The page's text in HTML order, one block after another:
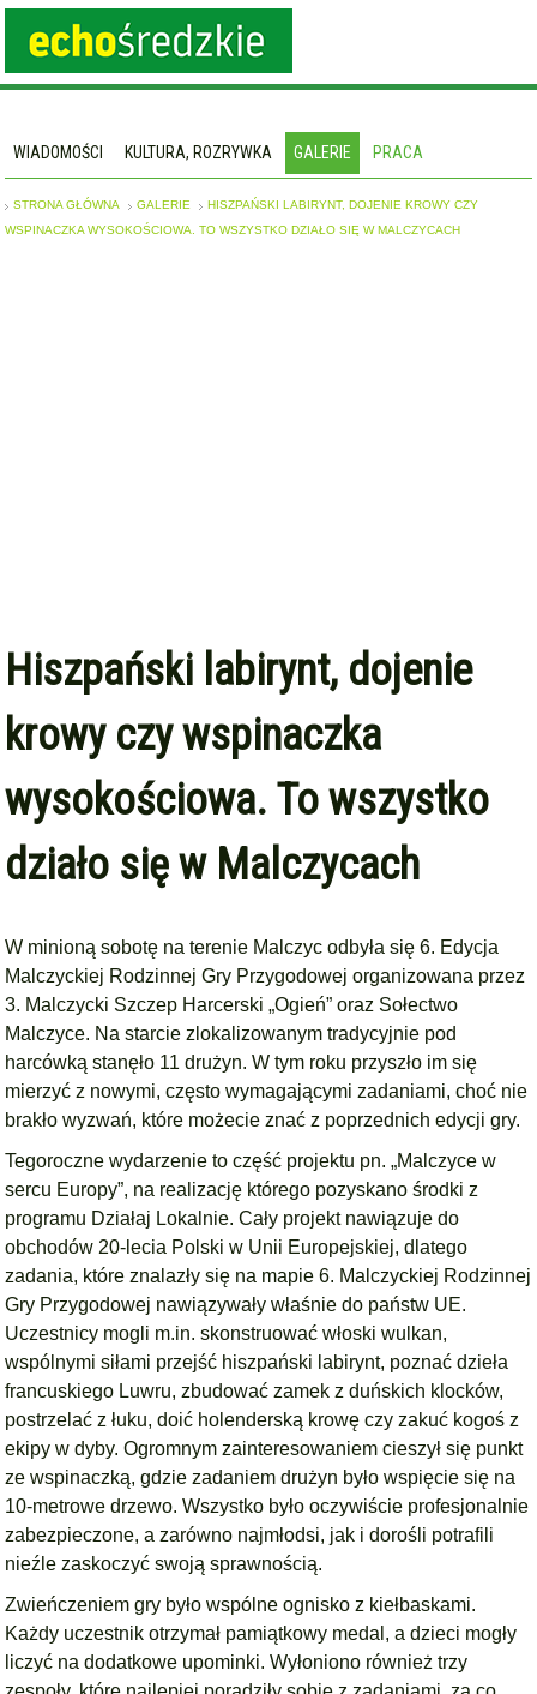
WIADOMOŚCI KULTURA, ROZRYWKA GALERIE PRACA
STRONA GŁÓWNA GALERIE
HISZPAŃSKI LABIRYNT, DOJENIE KROWY CZY
WSPINACZKA WYSOKOŚCIOWA. TO WSZYSTKO DZIAŁO SIĘ W MALCZYCACH
Hiszpański labirynt, dojenie
krowy czy wspinaczka
wysokościowa. To wszystko
działo się w Malczycach
W minioną sobotę na terenie Malczyc odbyła się 6. Edycja
Malczyckiej Rodzinnej Gry Przygodowej organizowana przez
3. Malczycki Szczep Harcerski „Ogień” oraz Sołectwo
Malczyce. Na starcie zlokalizowanym tradycyjnie pod
harcówką stanęło 11 drużyn. W tym roku przyszło im się
mierzyć z nowymi, często wymagającymi zadaniami, choć nie
brakło wyzwań, które możecie znać z poprzednich edycji gry.
Tegoroczne wydarzenie to część projektu pn. „Malczyce w
sercu Europy”, na realizację którego pozyskano środki z
programu Działaj Lokalnie. Cały projekt nawiązuje do
obchodów 20-lecia Polski w Unii Europejskiej, dlatego
zadania, które znalazły się na mapie 6. Malczyckiej Rodzinnej
Gry Przygodowej nawiązywały właśnie do państw UE.
Uczestnicy mogli m.in. skonstruować włoski wulkan,
wspólnymi siłami przejść hiszpański labirynt, poznać dzieła
francuskiego Luwru, zbudować zamek z duńskich klocków,
postrzelać z łuku, doić holenderską krowę czy zakuć kogoś z
ekipy w dyby. Ogromnym zainteresowaniem cieszył się punkt
ze wspinaczką, gdzie zadaniem drużyn było wspięcie się na
10-metrowe drzewo. Wszystko było oczywiście profesjonalnie
zabezpieczone, a zarówno najmłodsi, jak i dorośli potrafili
nieźle zaskoczyć swoją sprawnością.
Zwieńczeniem gry było wspólne ognisko z kiełbaskami.
Każdy uczestnik otrzymał pamiątkowy medal, a dzieci mogły
liczyć na dodatkowe upominki. Wyłoniono również trzy